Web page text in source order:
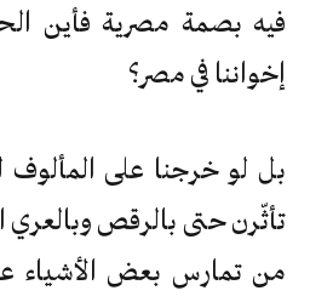
فيه بصمة مصرية فأين
إخواننا في مصر؟
بل لو خرجنا على المألوف
تأثّرن حتى بالرقص
من تمارس بعض الأشياء